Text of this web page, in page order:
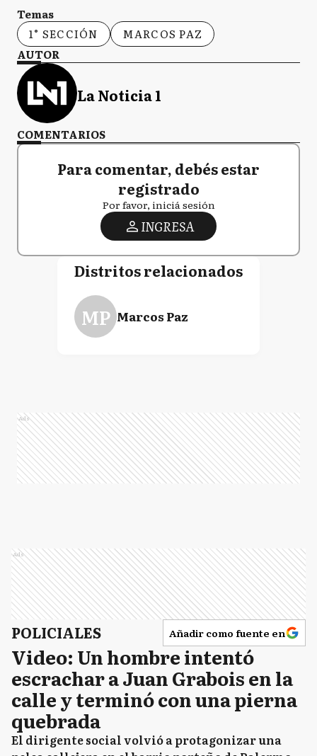
Temas
1° SECCIÓN
MARCOS PAZ
AUTOR
La Noticia 1
COMENTARIOS
Para comentar, debés estar
registrado
Por favor, iniciá sesión
INGRESA
Distritos relacionados
MP Marcos Paz
Ads
Ads
POLICIALES Añadir como fuente en
Video: Un hombre intentó
escrachar a Juan Grabois en la
calle y terminó con una pierna
quebrada
El dirigente social volvió a protagonizar una